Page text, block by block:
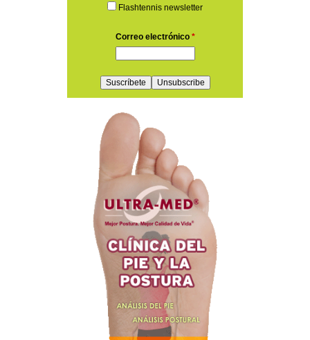
Flashtennis newsletter
Correo electrónico *